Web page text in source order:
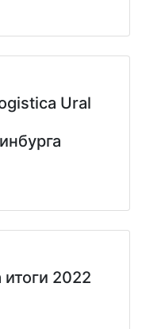
Ural
2022